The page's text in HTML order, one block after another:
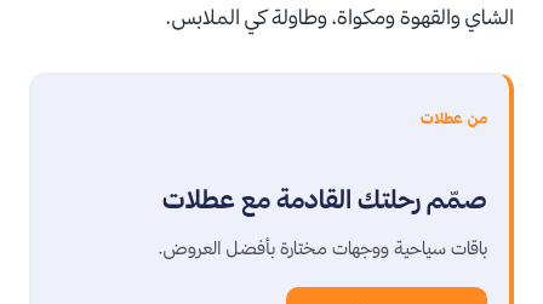
الشاي والقهوة ومكواة، وطاولة كي الملابس.
من عطلات
صمّم رحلتك القادمة مع عطلات
باقات سياحية ووجهات مختارة بأفضل العروض.